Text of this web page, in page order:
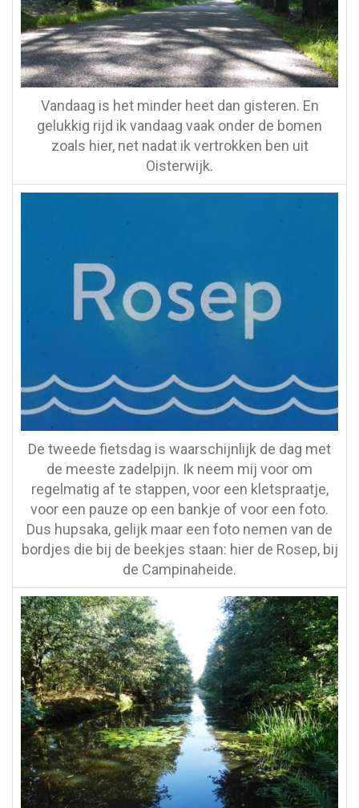
Vandaag is het minder heet dan gisteren. En
gelukkig rijd ik vandaag vaak onder de bomen
zoals hier, net nadat ik vertrokken ben uit
Oisterwijk.
De tweede fietsdag is waarschijnlijk de dag met
de meeste zadelpijn. Ik neem mij voor om
regelmatig af te stappen, voor een kletspraatje,
voor een pauze op een bankje of voor een foto.
Dus hupsaka, gelijk maar een foto nemen van de
bordjes die bij de beekjes staan: hier de Rosep, bij
de Campinaheide.